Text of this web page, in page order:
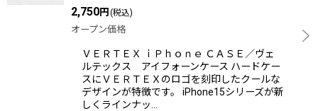
2,750円 (税込)
オープン価格
ＶＥＲＴＥＸ ｉＰｈｏｎｅ ＣＡＳＥ／ヴェ
ルテックス アイフォーンケース ハードケー
スにＶＥＲＴＥＸのロゴを刻印したクールな
デザインが特徴です。 iPhone15シリーズが新
しくラインナッ…